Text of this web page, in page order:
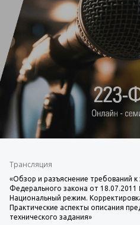
Ы
В
Ы
А
Н
С
И
И
Т
А
К
Т
Ы
Трансляция
«Обзор и разъяснение требований к
Федерального закона от
Национальный режим.
Практические аспекты описания
технического задания»